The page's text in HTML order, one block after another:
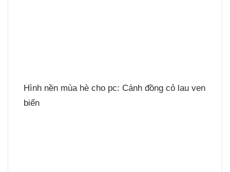
Hình nền mùa hè cho pc: Cánh đồng cỏ lau ven
biển